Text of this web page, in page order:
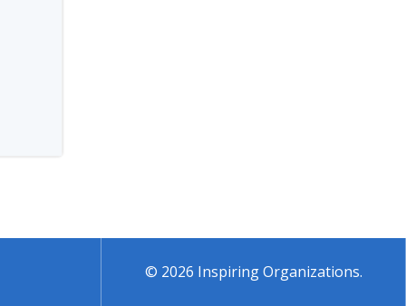
© 2026 Inspiring Organizations.